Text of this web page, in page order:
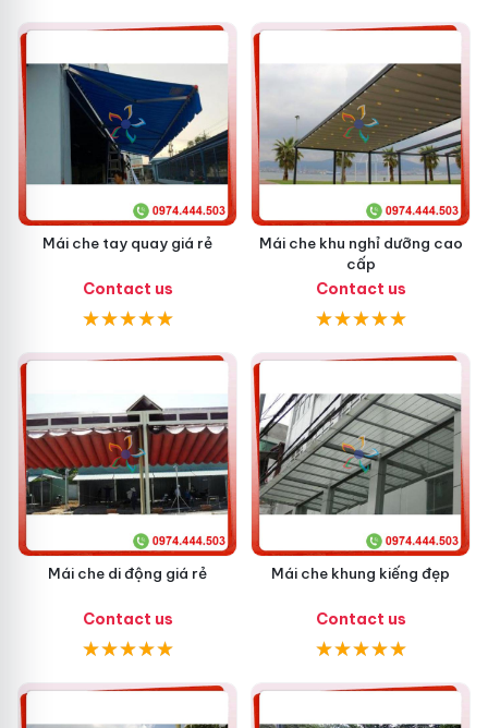
Mái che tay quay giá rẻ
Contact us
Mái che khu nghỉ dưỡng cao
cấp
Contact us
Mái che di động giá rẻ
Contact us
Mái che khung kiếng đẹp
Contact us